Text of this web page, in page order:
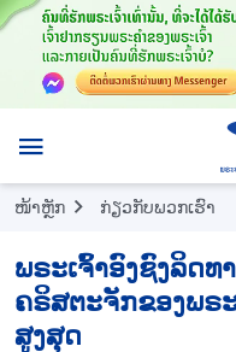
ໜ້າຫຼັກ ກ່ຽວກັບພວກເຮົາ
ພຣະ​ເຈົ້າ​ອົງຊົງລິດທ
ຄຣິສຕະຈັກຂອງ​ພຣ
ສູງສຸດ